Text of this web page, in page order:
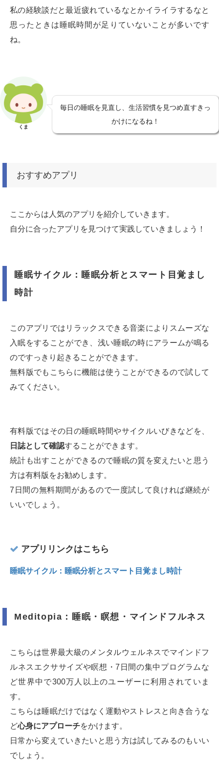
私の経験談だと最近疲れているなとかイライラするなと
思ったときは睡眠時間が足りていないことが多いです
ね。
くま
毎日の睡眠を見直し、生活習慣を見つめ直すきっ
かけになるね！
おすすめアプリ
ここからは人気のアプリを紹介していきます。
自分に合ったアプリを見つけて実践していきましょう！
睡眠サイクル：睡眠分析とスマート目覚まし
時計
このアプリではリラックスできる音楽によりスムーズな
入眠をすることができ、浅い睡眠の時にアラームが鳴る
のですっきり起きることができます。
無料版でもこちらに機能は使うことができるので試して
みてください。
有料版ではその日の睡眠時間やサイクルいびきなどを、
日誌として確認することができます。
統計も出すことができるので睡眠の質を変えたいと思う
方は有料版をお勧めします。
7日間の無料期間があるので一度試して良ければ継続が
いいでしょう。
アプリリンクはこちら
睡眠サイクル：睡眠分析とスマート目覚まし時計
Meditopia：睡眠・瞑想・マインドフルネス
こちらは世界最大級のメンタルウェルネスでマインドフ
ルネスエクササイズや瞑想・7日間の集中プログラムな
ど世界中で300万人以上のユーザーに利用されていま
す。
こちらは睡眠だけではなく運動やストレスと向き合うな
ど心身にアプローチをかけます。
日常から変えていきたいと思う方は試してみるのもいい
でしょう。